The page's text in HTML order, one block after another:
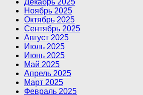
Ноябрь 2025
Октябрь 2025
Сентябрь 2025
Август 2025
Июль 2025
Июнь 2025
Май 2025
Апрель 2025
Март 2025
Февраль 2025